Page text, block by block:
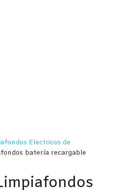
Electricos de
batería recargable